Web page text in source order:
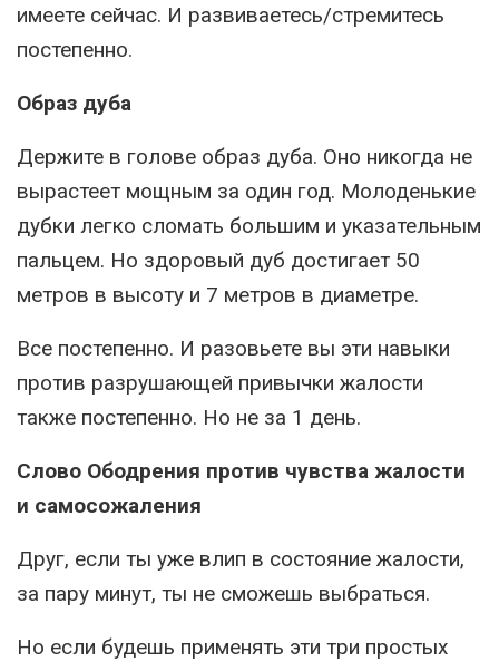
имеете сейчас. И развиваетесь/стремитесь
постепенно.
Образ дуба
Держите в голове образ дуба. Оно никогда не
вырастеет мощным за один год. Молоденькие
дубки легко сломать большим и указательным
пальцем. Но здоровый дуб достигает 50
метров в высоту и 7 метров в диаметре.
Все постепенно. И разовьете вы эти навыки
против разрушающей привычки жалости
также постепенно. Но не за 1 день.
Слово Ободрения против чувства жалости
и самосожаления
Друг, если ты уже влип в состояние жалости,
за пару минут, ты не сможешь выбраться.
Но если будешь применять эти три простых